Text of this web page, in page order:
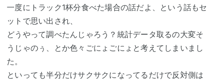
一度にトラック1杯分食べた場合の話だよ、という話もセ
ットで思い出され、
どうやって調べたんじゃろう？統計データ取るの大変そ
うじゃのぅ、とか色々ごにょごにょと考えてしまいまし
た。
といっても半分だけサクサクになってるだけで反対側は